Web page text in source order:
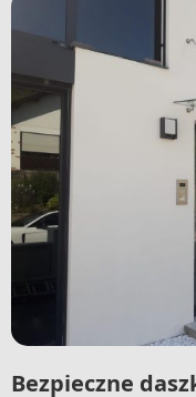
Bezpieczne